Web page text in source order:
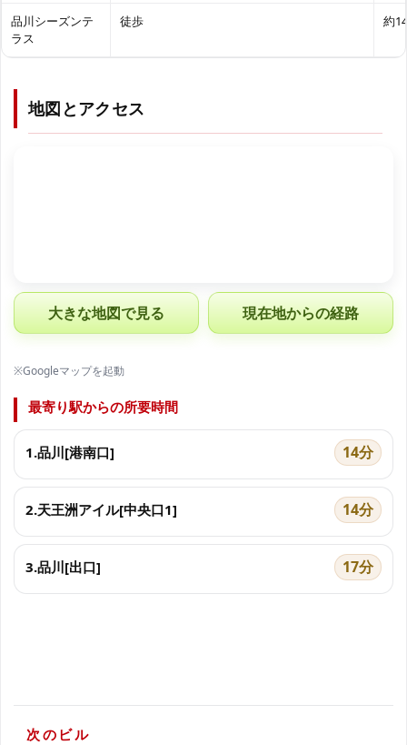
品川シーズンテ
ラス
徒歩 約
地図とアクセス
大きな地図で見る 現在地からの経路
※Googleマップを起動
最寄り駅からの所要時間
1.品川[港南口] 14分
2.天王洲アイル[中央口1] 14分
3.品川[出口] 17分
次のビル